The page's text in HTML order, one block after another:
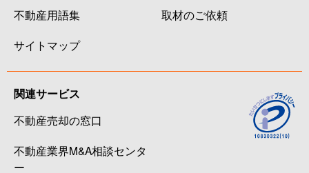
不動産用語集
サイトマップ
取材のご依頼
関連サービス
不動産売却の窓口
不動産業界M&A相談センタ
ー